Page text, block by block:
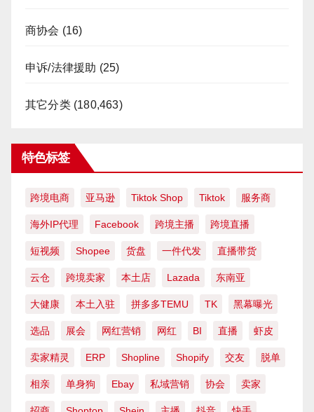
商协会 (16)
申诉/法律援助 (25)
其它分类(180,463)
特色标签
跨境电商 亚马逊 Tiktok Shop Tiktok 服务商
海外IP代理 Facebook 跨境主播 跨境直播
短视频 Shopee 货盘 一件代发 直播带货
云仓 跨境卖家 本土店 Lazada 东南亚
大健康 本土入驻 拼多多TEMU TK 黑幕曝光
选品 展会 网红营销 网红 BI 直播 虾皮
卖家精灵 ERP Shopline Shopify 交友 脱单
相亲 单身狗 Ebay 私域营销 协会 卖家